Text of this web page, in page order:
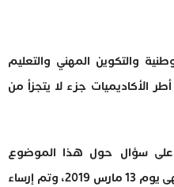
والتكوين المهني والتعليم
الأكاديميات جزء لا يتجزأ من
سؤال حول هذا الموضوع
بمجلس النواب، أن نظام التعاقد انتهى يوم 13 مارس 2019، وتم إرساء